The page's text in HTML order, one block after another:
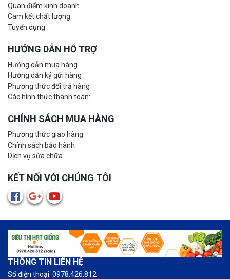
Quan điểm kinh doanh
Cam kết chất lượng
Tuyển dụng
HƯỚNG DẪN HỖ TRỢ
Hướng dẫn mua hàng
Hướng dẫn ký gửi hàng
Phương thức đổi trả hàng
Các hình thức thanh toán:
CHÍNH SÁCH MUA HÀNG
Phương thức giao hàng
Chính sách bảo hành
Dịch vụ sửa chữa
KẾT NỐI VỚI CHÚNG TÔI
THÔNG TIN LIÊN HỆ
Số điện thoại: 0978.426.812